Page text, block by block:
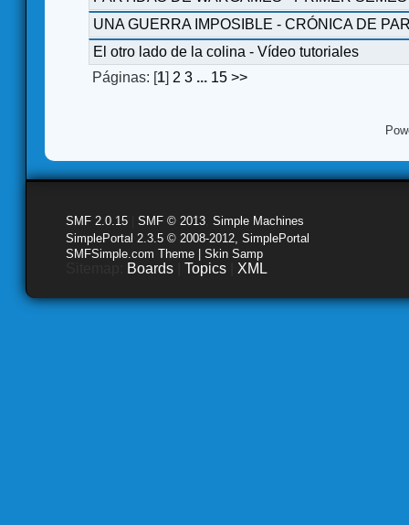
UNA GUERRA IMPOSIBLE - CRÓNICA DE
El otro lado de la colina - Vídeo tutoriales
Páginas: [1] 2 3 ... 15 >>
SMF 2.0.15 SMF © 2013 Simple Machines
SimplePortal 2.3.5 © 2008-2012, SimplePortal
SMFSimple.com Theme | Skin Samp
Boards Topics XML